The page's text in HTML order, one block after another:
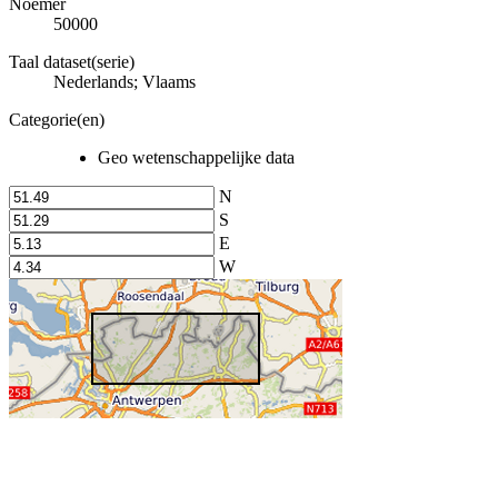
50000
Taal dataset(serie)
Nederlands; Vlaams
Categorie(en)
Geo wetenschappelijke data
N
S
E
W